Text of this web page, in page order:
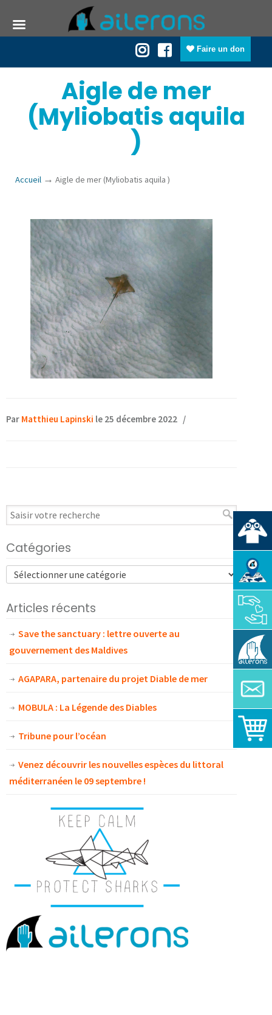
Faire un don
Aigle de mer
(Myliobatis aquila
)
Accueil → Aigle de mer (Myliobatis aquila )
Par Matthieu Lapinski le 25 décembre 2022 /
Catégories
Articles récents
Save the sanctuary : lettre ouverte au
gouvernement des Maldives
AGAPARA, partenaire du projet Diable de mer
MOBULA : La Légende des Diables
Tribune pour l’océan
Venez découvrir les nouvelles espèces du littoral
méditerranéen le 09 septembre !